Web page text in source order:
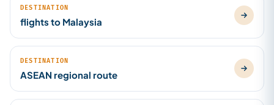
DESTINATION
flights to Malaysia
DESTINATION
ASEAN regional route